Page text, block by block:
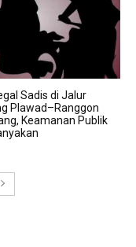
Sadis di Jalur
Plawad–Ranggon
Keamanan Publik